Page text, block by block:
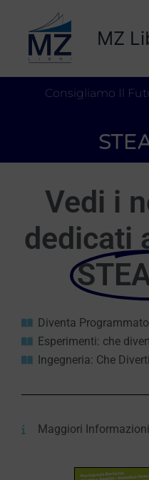
contenuto
MZ
Consigliamo Il
Vedi i
dedicati
Diventa
Esperimenti: che
Ingegneria: Che
Maggiori Informazioni